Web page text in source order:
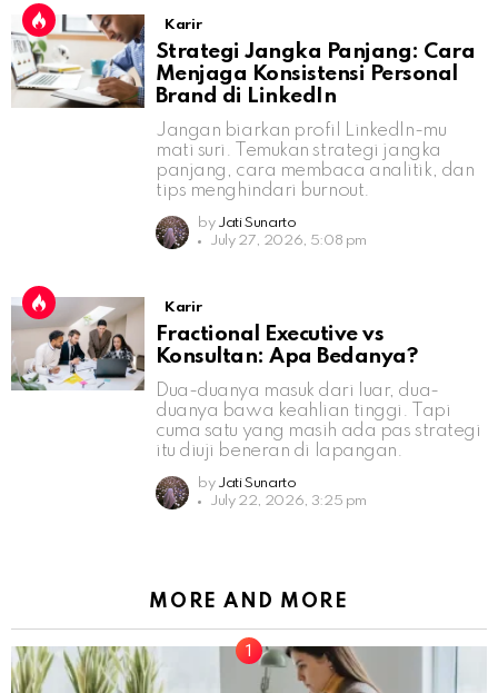
Karir
Strategi Jangka Panjang: Cara
Menjaga Konsistensi Personal
Brand di LinkedIn
Jangan biarkan profil LinkedIn-mu
mati suri. Temukan strategi jangka
panjang, cara membaca analitik, dan
tips menghindari burnout.
by Jati Sunarto
July 27, 2026, 5:08 pm
Karir
Fractional Executive vs
Konsultan: Apa Bedanya?
Dua-duanya masuk dari luar, dua-
duanya bawa keahlian tinggi. Tapi
cuma satu yang masih ada pas strategi
itu diuji beneran di lapangan.
by Jati Sunarto
July 22, 2026, 3:25 pm
MORE AND MORE